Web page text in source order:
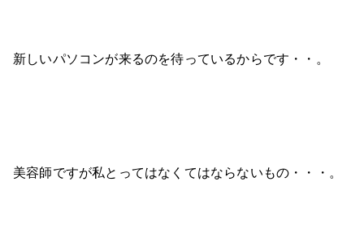
新しいパソコンが来るのを待っているからです・・。
美容師ですが私とってはなくてはならないもの・・・。